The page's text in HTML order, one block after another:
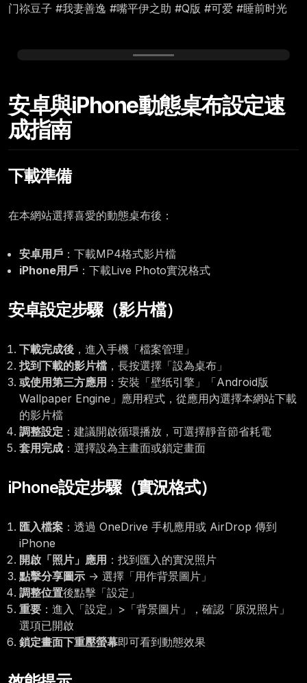
门祢豆子 #我妻善逸 #嘴平伊之助 #Q版 #可爱 #睡前时光
Saturday, December 06
12:00
安卓與iPhone動態桌布設定速
成指南
下載準備
在本網站選擇喜愛的動態桌布後：
安卓用戶 ：下載MP4格式影片檔
iPhone用戶 ：下載Live Photo實況格式
安卓設定步驟（影片檔）
下載完成後 ，進入手機「檔案管理」
找到下載的影片檔 ，長按選擇「設為桌布」
或使用第三方應用 ：安裝「壁纸引擎」「Android版
Wallpaper Engine」應用程式，從應用內選擇本網站下載
的影片檔
調整設定 ：建議開啟循環播放，可選擇靜音節省耗電
套用完成 ：選擇設為主畫面或鎖定畫面
iPhone設定步驟（實況格式）
匯入檔案 ：透過 OneDrive 手机應用或 AirDrop 傳到
iPhone
開啟「照片」應用 ：找到匯入的實況照片
點擊分享圖示 → 選擇「用作背景圖片」
調整位置後點擊「設定」
重要 ：進入「設定」>「背景圖片」，確認「原況照片」
選項已開啟
鎖定畫面下重壓螢幕即可看到動態效果